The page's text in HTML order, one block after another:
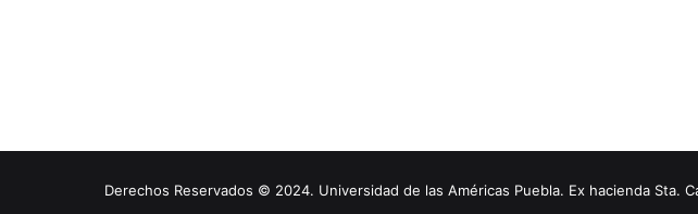
Derechos Reservados © 2024. Universidad de las Américas Puebla. Ex hacienda Sta.